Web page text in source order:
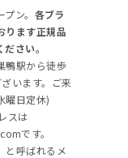
ン。 各ブラ
ります正規品
さい。
鴨駅から徒歩
います。ご来
曜日定休)
スは
です。
と呼ばれるメ